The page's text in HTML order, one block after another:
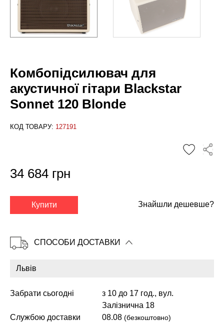
Комбопідсилювач для
акустичної гітари Blackstar
Sonnet 120 Blonde
КОД ТОВАРУ: 127191
34 684 грн
Купити Знайшли дешевше?
СПОСОБИ ДОСТАВКИ
Забрати сьогодні
з 10 до 17 год., вул.
Залізнична 18
Службою доставки
08.08 (безкоштовно)